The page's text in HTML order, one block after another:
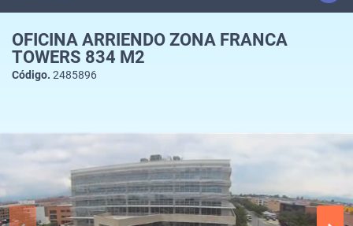
OFICINA ARRIENDO ZONA FRANCA
TOWERS 834 M2
Código. 2485896